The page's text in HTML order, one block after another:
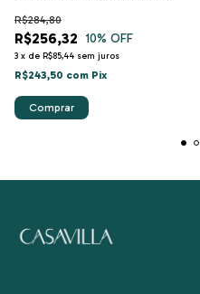
R$256,32
R$284,80
10% OFF
3 x de R$85,44 sem juros
R$243,50 com Pix
Comprar